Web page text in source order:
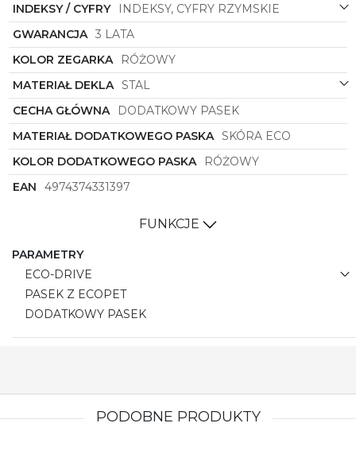
INDEKSY / CYFRY
INDEKSY, CYFRY RZYMSKIE
GWARANCJA 3 LATA
KOLOR ZEGARKA
RÓŻOWY
MATERIAŁ DEKLA STAL
CECHA GŁÓWNA
DODATKOWY PASEK
MATERIAŁ DODATKOWEGO PASKA SKÓRA ECO
KOLOR DODATKOWEGO PASKA
RÓŻOWY
EAN
4974374331397
FUNKCJE
PARAMETRY
ECO-DRIVE
PASEK Z ECOPET
DODATKOWY PASEK
PODOBNE PRODUKTY